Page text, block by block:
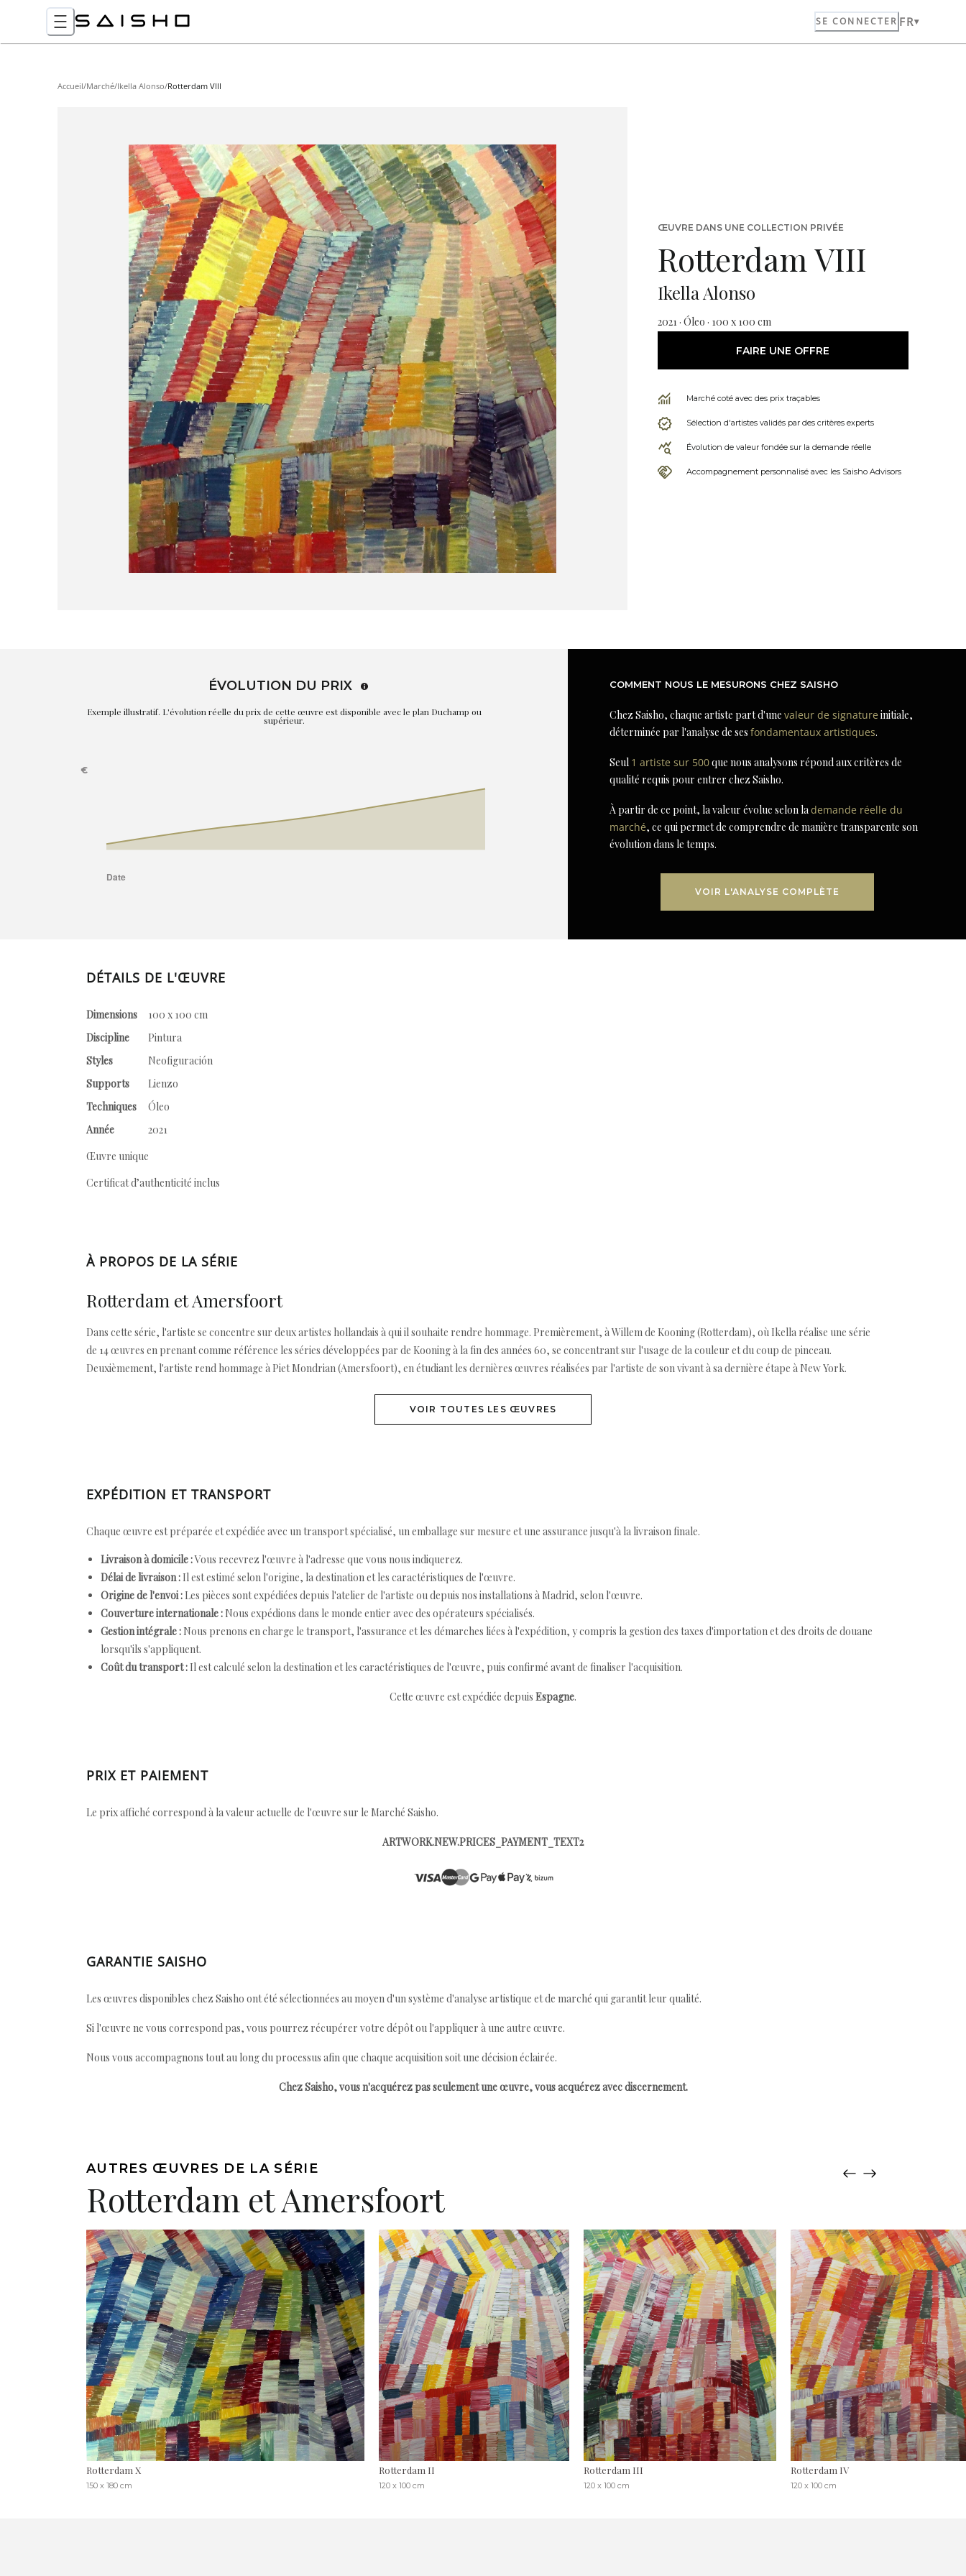
SE CONNECTER FR
Accueil/Marché/Ikella Alonso/Rotterdam VIII
ŒUVRE DANS UNE COLLECTION PRIVÉE
Rotterdam VIII
Ikella Alonso
2021 · Óleo · 100 x 100 cm
FAIRE UNE OFFRE
Marché coté avec des prix traçables
Sélection d'artistes validés par des critères experts
Évolution de valeur fondée sur la demande réelle
Accompagnement personnalisé avec les Saisho Advisors
ÉVOLUTION DU PRIX
Exemple illustratif. L'évolution réelle du prix de cette œuvre est disponible avec le plan Duchamp ou
supérieur.
COMMENT NOUS LE MESURONS CHEZ SAISHO
Chez Saisho, chaque artiste part d'unevaleur de signature initiale,
déterminée par l'analyse de sesfondamentaux artistiques.
Seul 1 artiste sur 500que nous analysons répond aux critères de
qualité requis pour entrer chez Saisho.
À partir de ce point, la valeur évolue selon lademande réelle du
marché, ce qui permet de comprendre de manière transparente son
évolution dans le temps.
VOIR L'ANALYSE COMPLÈTE
DÉTAILS DE L'ŒUVRE
Dimensions
100 x 100 cm
Discipline
Pintura
Styles
Neofiguración
Supports
Lienzo
Techniques
Óleo
Année
2021
Œuvre unique
Certificat d’authenticité inclus
À PROPOS DE LA SÉRIE
Rotterdam et Amersfoort
Dans cette série, l'artiste se concentre sur deux artistes hollandais à qui il souhaite rendre hommage. Premièrement, à Willem de Kooning (Rotterdam), où Ikella réalise une série
de 14 œuvres en prenant comme référence les séries développées par de Kooning à la fin des années 60, se concentrant sur l'usage de la couleur et du coup de pinceau.
Deuxièmement, l'artiste rend hommage à Piet Mondrian (Amersfoort), en étudiant les dernières œuvres réalisées par l'artiste de son vivant à sa dernière étape à New York.
VOIR TOUTES LES ŒUVRES
EXPÉDITION ET TRANSPORT
Chaque œuvre est préparée et expédiée avec un transport spécialisé, un emballage sur mesure et une assurance jusqu'à la livraison finale.
Livraison à domicile :Vous recevrez l'œuvre à l'adresse que vous nous indiquerez.
Délai de livraison : Il est estimé selon l'origine, la destination et les caractéristiques de l'œuvre.
Origine de l'envoi : Les pièces sont expédiées depuis l'atelier de l'artiste ou depuis nos installations à Madrid, selon l'œuvre.
Couverture internationale : Nous expédions dans le monde entier avec des opérateurs spécialisés.
Gestion intégrale : Nous prenons en charge le transport, l'assurance et les démarches liées à l'expédition, y compris la gestion des taxes d'importation et des droits de douane
lorsqu'ils s'appliquent.
Coût du transport : Il est calculé selon la destination et les caractéristiques de l'œuvre, puis confirmé avant de finaliser l'acquisition.
Cette œuvre est expédiée depuis Espagne.
PRIX ET PAIEMENT
Le prix affiché correspond à la valeur actuelle de l'œuvre sur le Marché Saisho.
ARTWORK.NEW.PRICES_PAYMENT_TEXT2
GARANTIE SAISHO
Les œuvres disponibles chez Saisho ont été sélectionnées au moyen d'un système d'analyse artistique et de marché qui garantit leur qualité.
Si l'œuvre ne vous correspond pas, vous pourrez récupérer votre dépôt ou l'appliquer à une autre œuvre.
Nous vous accompagnons tout au long du processus afin que chaque acquisition soit une décision éclairée.
Chez Saisho, vous n'acquérez pas seulement une œuvre, vous acquérez avec discernement.
AUTRES ŒUVRES DE LA SÉRIE
Rotterdam et Amersfoort
Rotterdam X
150 x 180 cm
Rotterdam II
120 x 100 cm
Rotterdam III
120 x 100 cm
Rotterdam IV
120 x 100 cm